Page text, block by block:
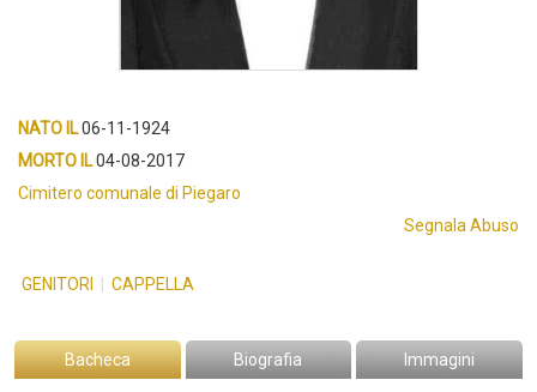
NATO IL06-11-1924
MORTO IL04-08-2017
Cimitero comunale di Piegaro
Segnala Abuso
GENITORI CAPPELLA
Bacheca Biografia Immagini